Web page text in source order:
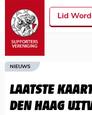
Lid
NIEUWS
LAATSTE
DEN HAAG